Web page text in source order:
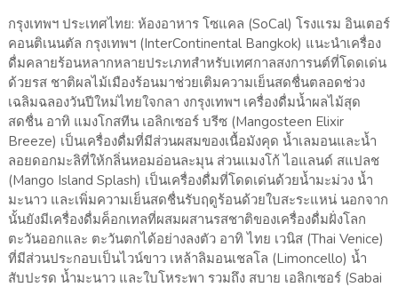
กรุงเทพฯ ประเทศไทย: ห้องอาหาร โซแคล (SoCal) โรงแรม อินเตอร์
คอนติเนนตัล กรุงเทพฯ (InterContinental Bangkok) แนะนำเครื่อง
ดื่มคลายร้อนหลากหลายประเภทสำหรับเทศกาลสงการนต์ที่โดดเด่น
ด้วยรส ชาติผลไม้เมืองร้อนมาช่วยเติมความเย็นสดชื่นตลอดช่วง
เฉลิมฉลองวันปีใหม่ไทยใจกลา งกรุงเทพฯ เครื่องดื่มน้ำผลไม้สุด
สดชื่น อาทิ แมงโกสทีน เอลิกเซอร์ บรีซ (Mangosteen Elixir
Breeze) เป็นเครื่องดื่มที่มีส่วนผสมของเนื้อมังคุด น้ำเลมอนและน้ำ
ลอยดอกมะลิที่ให้กลิ่นหอมอ่อนละมุน ส่วนแมงโก้ ไอแลนด์ สแปลช
(Mango Island Splash) เป็นเครื่องดื่มที่โดดเด่นด้วยน้ำมะม่วง น้ำ
มะนาว และเพิ่มความเย็นสดชื่นรับฤดูร้อนด้วยใบสะระแหน่ นอกจาก
นั้นยังมีเครื่องดื่มค็อกเทลที่ผสมผสานรสชาติของเครื่องดื่มฝั่งโลก
ตะวันออกและ ตะวันตกได้อย่างลงตัว อาทิ ไทย เวนิส (Thai Venice)
ที่มีส่วนประกอบเป็นไวน์ขาว เหล้าลิมอนเชลโล (Limoncello) น้ำ
สับปะรด น้ำมะนาว และใบโหระพา รวมถึง สบาย เอลิกเซอร์ (Sabai